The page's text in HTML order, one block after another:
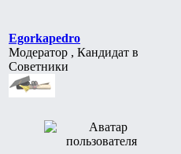
Egorkapedro
Модератор , Кандидат в
Советники